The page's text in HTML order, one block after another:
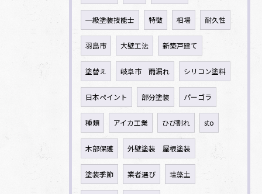
一級塗装技能士 特徴 相場 耐久性
羽島市 大壁工法 新築戸建て
塗替え 岐阜市 雨漏れ シリコン塗料
日本ペイント 部分塗装 パーゴラ
種類 アイカ工業 ひび割れ sto
木部保護 外壁塗装 屋根塗装
塗装季節 業者選び 珪藻土